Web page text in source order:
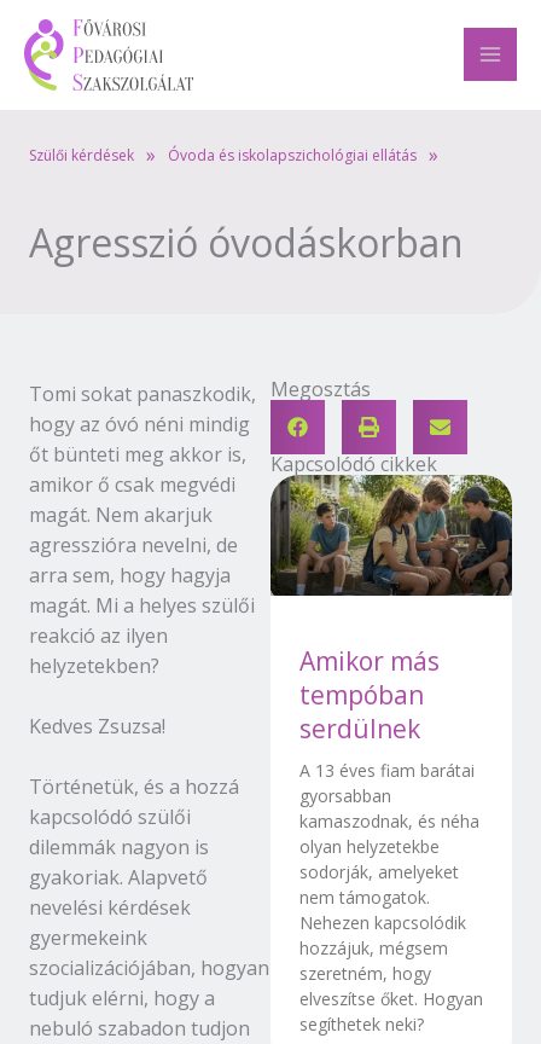
content
Szülői kérdések » Óvoda és iskolapszichológiai ellátás »
Agresszió óvodáskorban
Tomi sokat panaszkodik,
hogy az óvó néni mindig
őt bünteti meg akkor is,
amikor ő csak megvédi
magát. Nem akarjuk
agresszióra nevelni, de
arra sem, hogy hagyja
magát. Mi a helyes szülői
reakció az ilyen
helyzetekben?
Kedves Zsuzsa!
Történetük, és a hozzá
kapcsolódó szülői
dilemmák nagyon is
gyakoriak. Alapvető
nevelési kérdések
gyermekeink
szocializációjában, hogyan
tudjuk elérni, hogy a
nebuló szabadon tudjon
Megosztás
Kapcsolódó cikkek
Amikor más
tempóban
serdülnek
A 13 éves fiam barátai
gyorsabban
kamaszodnak, és néha
olyan helyzetekbe
sodorják, amelyeket
nem támogatok.
Nehezen kapcsolódik
hozzájuk, mégsem
szeretném, hogy
elveszítse őket. Hogyan
segíthetek neki?